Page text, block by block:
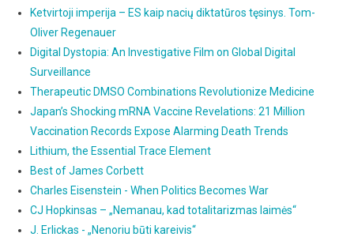
Ketvirtoji imperija – ES kaip nacių diktatūros tęsinys. Tom-
Oliver Regenauer
Digital Dystopia: An Investigative Film on Global Digital
Surveillance
Therapeutic DMSO Combinations Revolutionize Medicine
Japan’s Shocking mRNA Vaccine Revelations: 21 Million
Vaccination Records Expose Alarming Death Trends
Lithium, the Essential Trace Element
Best of James Corbett
Charles Eisenstein - When Politics Becomes War
CJ Hopkinsas – „Nemanau, kad totalitarizmas laimės“
J. Erlickas - „Nenoriu būti kareivis“